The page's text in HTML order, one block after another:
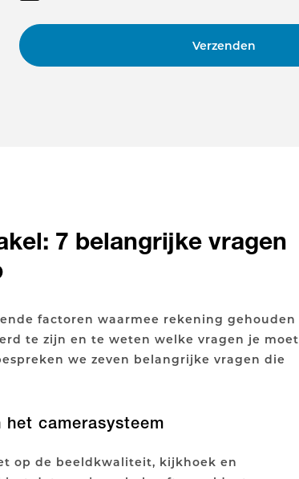
Verzenden
7 belangrijke vragen
factoren waarmee rekening gehouden
te zijn en te weten welke vragen je moet
we zeven belangrijke vragen die
camerasysteem
op de beeldkwaliteit, kijkhoek en